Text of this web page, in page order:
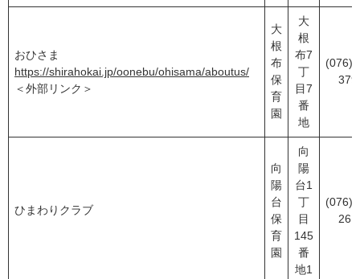
おひさま
https://shirahokai.jp/oonebu/ohisama/aboutus/
＜外部リンク＞
大
根
布
保
育
園
大
根
布7
丁
目7
番
地
ひまわりクラブ
向
陽
台
保
育
園
向
陽
台1
丁
目
145
番
地1